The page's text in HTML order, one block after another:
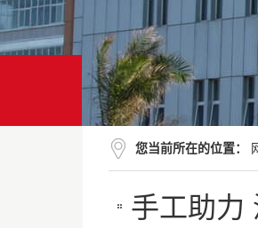
您当前所在的位置：
手工助